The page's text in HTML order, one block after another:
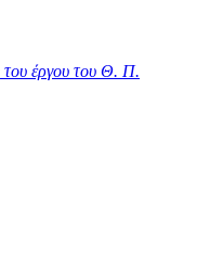
του έργου του Θ. Π.